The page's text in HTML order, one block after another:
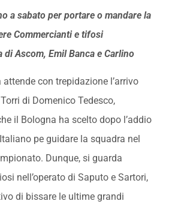
a sabato per portare o mandare la
Commercianti e tifosi
di Ascom, Emil Banca e Carlino
attende con trepidazione l’arrivo
di Domenico Tedesco,
il Bologna ha scelto dopo l’addio
pe guidare la squadra nel
Dunque, si guarda
nell’operato di Saputo e Sartori,
di bissare le ultime grandi